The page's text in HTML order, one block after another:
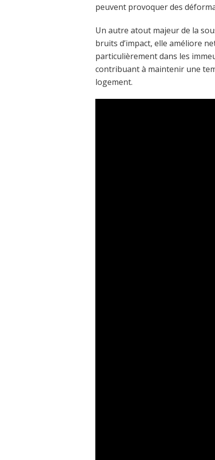
peuvent provoquer des
Un autre atout majeur de la
bruits d’impact, elle améliore
particulièrement dans les
contribuant à maintenir une
logement.